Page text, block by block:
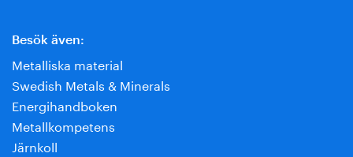
Besök även:
Metalliska material
Swedish Metals & Minerals
Energihandboken
Metallkompetens
Järnkoll